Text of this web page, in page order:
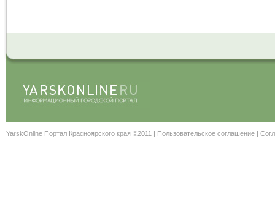
YarskOnline Портал Красноярского края ©2011 | Пользовательское соглашение |